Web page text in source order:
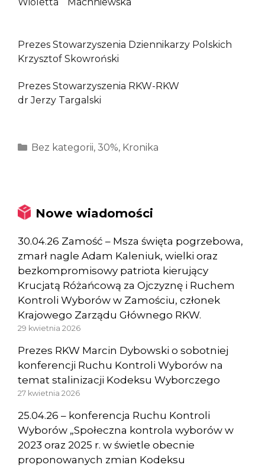
Prezes Stowarzyszenia Dziennikarzy Polskich
Krzysztof Skowroński
Prezes Stowarzyszenia RKW-RKW
dr Jerzy Targalski
Kategorie
Bez kategorii, 30%, Kronika
Nowe wiadomości
30.04.26 Zamość – Msza święta pogrzebowa,
zmarł nagle Adam Kaleniuk, wielki oraz
bezkompromisowy patriota kierujący
Krucjatą Różańcową za Ojczyznę i Ruchem
Kontroli Wyborów w Zamościu, członek
Krajowego Zarządu Głównego RKW.
29 kwietnia 2026
Prezes RKW Marcin Dybowski o sobotniej
konferencji Ruchu Kontroli Wyborów na
temat stalinizacji Kodeksu Wyborczego
27 kwietnia 2026
25.04.26 – konferencja Ruchu Kontroli
Wyborów „Społeczna kontrola wyborów w
2023 oraz 2025 r. w świetle obecnie
proponowanych zmian Kodeksu